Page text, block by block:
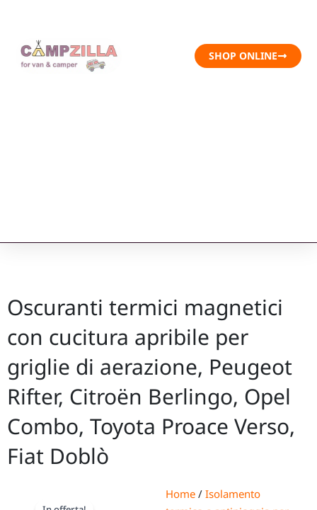
SHOP ONLINE
Oscuranti termici magnetici
con cucitura apribile per
griglie di aerazione, Peugeot
Rifter, Citroën Berlingo, Opel
Combo, Toyota Proace Verso,
Fiat Doblò
Home / Isolamento